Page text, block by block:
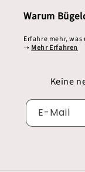
Warum
Erfahre mehr,
➝Mehr Erfahren
Keine
E-Mail